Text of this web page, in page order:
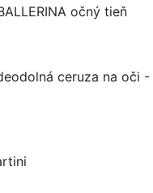
očný tieň
ceruza na oči -